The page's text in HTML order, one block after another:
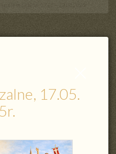
mszalne, 17.05. - 23.04.2025r.
17.05.